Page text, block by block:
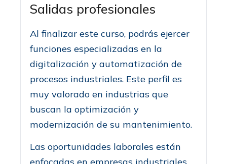
Salidas profesionales
Al finalizar este curso, podrás ejercer
funciones especializadas en la
digitalización y automatización de
procesos industriales. Este perfil es
muy valorado en industrias que
buscan la optimización y
modernización de su mantenimiento.
Las oportunidades laborales están
enfocadas en empresas industriales